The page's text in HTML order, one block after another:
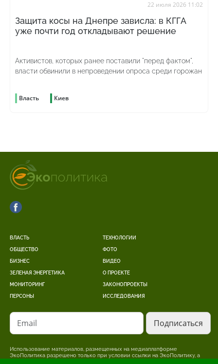
22 июля 2026 11:02
Защита косы на Днепре зависла: в КГГА
уже почти год откладывают решение
Активистов, которых ранее поставили "перед фактом",
власти обвинили в непроведении опроса среди горожан
Власть Киев
ВЛАСТЬ
ОБЩЕСТВО
БИЗНЕС
ЗЕЛЕНАЯ ЭНЕРГЕТИКА
МОНИТОРИНГ
ПЕРСОНЫ
ТЕХНОЛОГИИ
ФОТО
ВИДЕО
О ПРОЕКТЕ
ЗАКОНОПРОЕКТЫ
ИССЛЕДОВАНИЯ
Email
Использование материалов, размещенных на медиаплатформе
ЭкоПолитика разрешено только при условии ссылки на ЭкоПолитику, а